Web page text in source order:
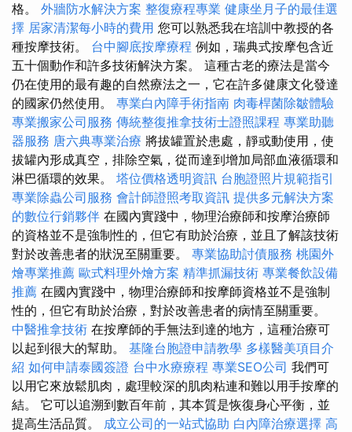
格。 外牆防水解決方案 整復療程專業 健康坐月子的最佳選
擇 居家清潔每小時的費用 您可以熟悉我在培訓中教授的各
種按摩技術。 台中腳底按摩療程 例如，瑞典式按摩包含近
五十個動作和許多技術解決方案。 這種古老的療法是當今
仍在使用的最有趣的自然療法之一，它在許多健康文化發達
的國家仍然使用。 專業白內障手術指南 肉毒桿菌除皺體驗
專業搬家公司服務 傳統整復推拿技術士證照課程 專業助聽
器服務 唐六典專業治療 將拔罐置於患處，靜或動使用，使
拔罐內形成真空，排除空氣，從而達到增加局部血液循環和
淋巴循環的效果。 塔位價格透明資訊 台胞證照片規範指引
專業除蟲公司服務 會計師證照考取資訊 提供多元解決方案
的數位行銷夥伴 在國內實踐中，物理治療師和按摩治療師
的資格並不是強制性的，但它有助於治療，並且了解該技術
對於改善患者的狀況至關重要。 專業協助討債服務 桃園外
燴專業推薦 歐式料理外燴方案 精準抓漏技術 專業餐飲設備
推薦 在國內實踐中，物理治療師和按摩師資格並不是強制
性的，但它有助於治療，對於改善患者的病情至關重要。
中醫推拿技術 在按摩師的手無法到達的地方，這種治療可
以起到很大的幫助。 基隆台胞證申請教學 多樣醫美項目介
紹 如何申請泰國簽證 台中水療療程 專業SEO公司 我們可
以用它來放鬆肌肉，處理較深的肌肉粘連和難以用手按摩的
結。 它可以追溯到數百年前，其本質是恢復身心平衡，並
提高生活品質。 成立公司的一站式協助 白內障治療選擇 高